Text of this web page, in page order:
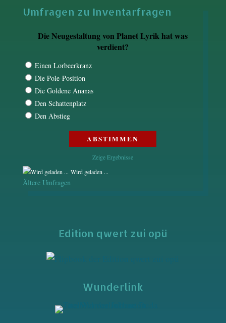
Umfragen zu Inventarfragen
Die Neugestaltung von Planet Lyrik hat was
verdient?
Einen Lorbeerkranz
Die Pole-Position
Die Goldene Ananas
Den Schattenplatz
Den Abstieg
Zeige Ergebnisse
Wird geladen ...
Ältere Umfragen
Edition qwert zui opü
Wunderlink